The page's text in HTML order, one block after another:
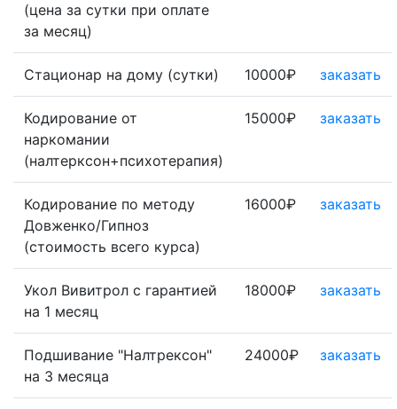
(цена за сутки при оплате
за месяц)
Стационар на дому (сутки) 10000₽ заказать
Кодирование от
наркомании
(налтерксон+психотерапия)
15000₽ заказать
Кодирование по методу
Довженко/Гипноз
(стоимость всего курса)
16000₽ заказать
Укол Вивитрол с гарантией
на 1 месяц
18000₽ заказать
Подшивание "Налтрексон"
на 3 месяца
24000₽ заказать